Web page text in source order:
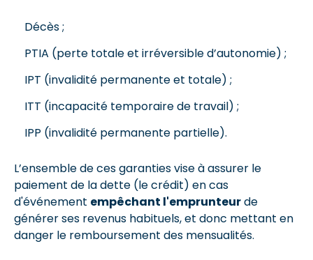
Décès ;
PTIA (perte totale et irréversible d’autonomie) ;
IPT (invalidité permanente et totale) ;
ITT (incapacité temporaire de travail) ;
IPP (invalidité permanente partielle).
L’ensemble de ces garanties vise à assurer le
paiement de la dette (le crédit) en cas
d'événement empêchant l'emprunteurde
générer ses revenus habituels, et donc mettant en
danger le remboursement des mensualités.